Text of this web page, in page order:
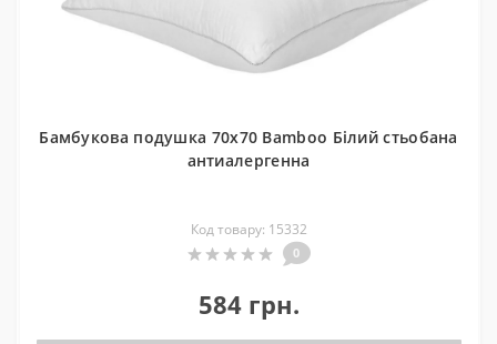
Бамбукова подушка 70x70 Bamboo Білий стьобана
антиалергенна
Код товару: 15332
0
584 грн.